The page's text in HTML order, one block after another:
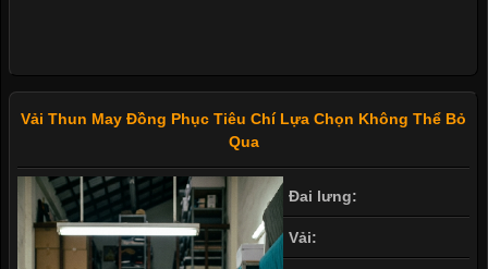
Vải Thun May Đồng Phục Tiêu Chí Lựa Chọn Không Thể Bỏ
Qua
Đai lưng:
Vải: